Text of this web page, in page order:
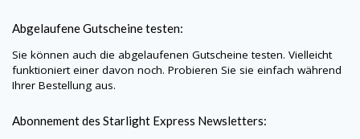
Abgelaufene Gutscheine testen:
Sie können auch die abgelaufenen Gutscheine testen. Vielleicht
funktioniert einer davon noch. Probieren Sie sie einfach während
Ihrer Bestellung aus.
Abonnement des Starlight Express Newsletters: